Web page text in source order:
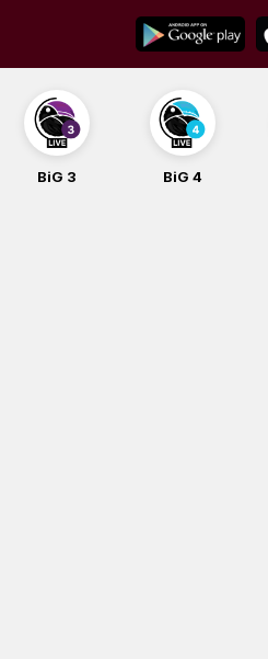
content
BiG 3 BiG 4